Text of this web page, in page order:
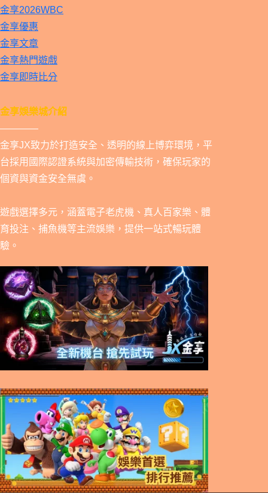
金享2026WBC
金享優惠
金享文章
金享熱門遊戲
金享即時比分
金享娛樂城介紹
————
金享JX致力於打造安全、透明的線上博弈環境，平
台採用國際認證系統與加密傳輸技術，確保玩家的
個資與資金安全無虞。
遊戲選擇多元，涵蓋電子老虎機、真人百家樂、體
育投注、捕魚機等主流娛樂，提供一站式暢玩體
驗。